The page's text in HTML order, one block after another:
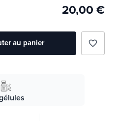
20,00 €
au panier favorite_border